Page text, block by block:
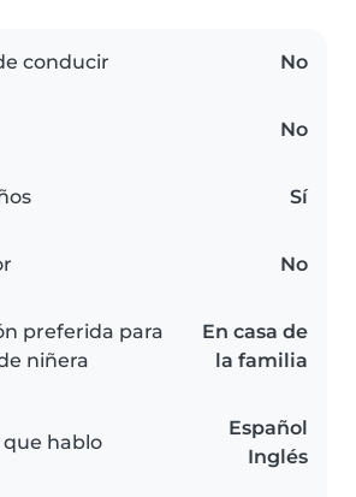
conducir No
No
Sí
No
preferida para
niñera
En casa de
la familia
hablo
Español
Inglés